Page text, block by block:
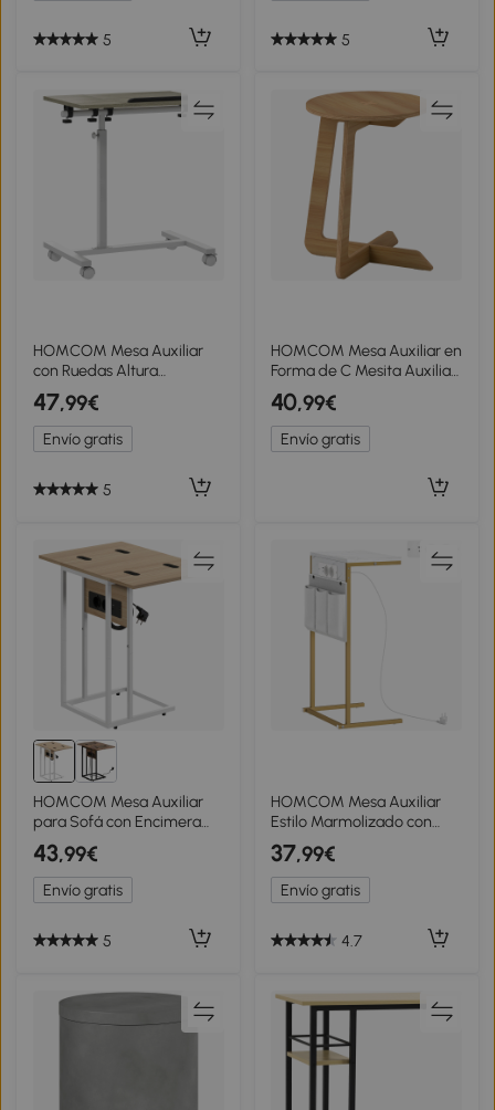
5 5
HOMCOM Mesa Auxiliar
con Ruedas Altura
Ajustable Superficie
Inclinable y Marco de Metal
57x40x67,5-101 cm Roble y
Blanco
47,99€
Envío gratis
5
HOMCOM Mesa Auxiliar en
Forma de C Mesita Auxiliar
Redonda Montaje Rápido
para Espacios Pequeños
Salón Dormitorio Natural
40,99€
Envío gratis
HOMCOM Mesa Auxiliar
para Sofá con Encimera
Plegable y Estación de
Carga Forma de C para
Salón Blanco y Natural
43,99€
Envío gratis
5
HOMCOM Mesa Auxiliar
Estilo Marmolizado con
Cargador USB y Espacio de
Almacenaje 25,5x40x71
cm Blanco y Dorado
37,99€
Envío gratis
4.7